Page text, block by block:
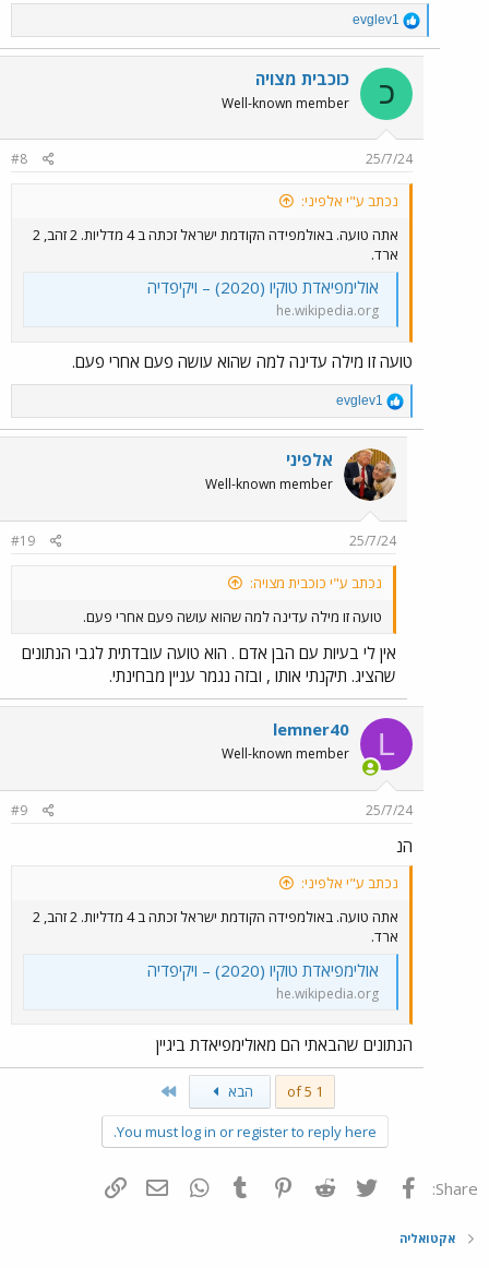
R
e
a
c
o
n
s
evglev1
כ כוכבית מצויה
Well-known member
25/7/24
#8
נכתב ע"י אלפיני:
אתה טועה. באולמפידה הקודמת ישראל זכתה ב 4 מדליות. 2 זהב, 2
ארד.
אולימפיאדת טוקיו (2020) – ויקיפדיה
he.wikipedia.org
טועה זו מילה עדינה למה שהוא עושה פעם אחרי פעם.
R
e
a
c
t
i
o
n
s
evglev1
אלפיני
Well-known member
25/7/24
#19
נכתב ע"י כוכבית מצויה:
טועה זו מילה עדינה למה שהוא עושה פעם אחרי פעם.
אין לי בעיות עם הבן אדם . הוא טועה עובדתית לגבי הנתונים
שהציג. תיקנתי אותו , ובזה נגמר עניין מבחינתי.
L
lemner40
Well-known member
25/7/24
#9
הנ
נכתב ע"י אלפיני:
אתה טועה. באולמפידה הקודמת ישראל זכתה ב 4 מדליות. 2 זהב, 2
ארד.
אולימפיאדת טוקיו (2020) – ויקיפדיה
he.wikipedia.org
הנתונים שהבאתי הם מאולימפיאדת ביגיין
1 of 5 הבא
You must log in or register to reply here.
Share: פייסבוק Twitter
Reddit
Pinterest
Tumblr
WhatsAppדואר אלקטרוני
אקטואליה